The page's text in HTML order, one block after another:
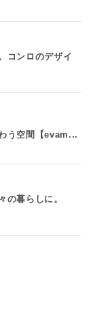
コンロのデザイ
う空間【evam...
の暮らしに。